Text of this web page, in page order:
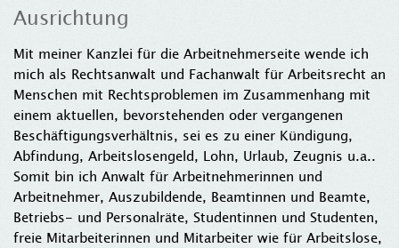
Ausrichtung
Mit meiner Kanzlei für die Arbeitnehmerseite wende ich
mich als Rechtsanwalt und Fachanwalt für Arbeitsrecht an
Menschen mit Rechtsproblemen im Zusammenhang mit
einem aktuellen, bevorstehenden oder vergangenen
Beschäftigungsverhältnis, sei es zu einer Kündigung,
Abfindung, Arbeitslosengeld, Lohn, Urlaub, Zeugnis u.a..
Somit bin ich Anwalt für Arbeitnehmerinnen und
Arbeitnehmer, Auszubildende, Beamtinnen und Beamte,
Betriebs- und Personalräte, Studentinnen und Studenten,
freie Mitarbeiterinnen und Mitarbeiter wie für Arbeitslose,